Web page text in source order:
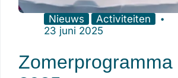
Nieuws
Activiteiten
23 juni 2025
Zomerprogramma